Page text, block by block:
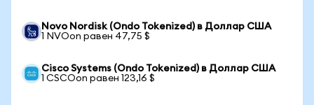
Novo Nordisk (Ondo Tokenized) в Доллар США
1 NVOon равен 47,75 $
Cisco Systems (Ondo Tokenized) в Доллар США
1 CSCOon равен 123,16 $